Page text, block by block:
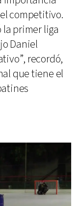
competitivo.
la primer liga
Daniel
recordó,
que tiene el